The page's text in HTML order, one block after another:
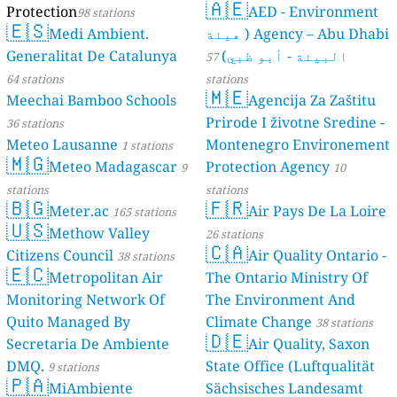
🇦🇪AED - Environment
Agency – Abu Dhabi ( هيئة
البيئة - أبو ظبي) 57
stations
🇲🇪Agencija Za Zaštitu
Prirode I životne Sredine -
Montenegro Environement
Protection Agency 10
stations
🇫🇷Air Pays De La Loire
26 stations
🇨🇦Air Quality Ontario -
The Ontario Ministry Of
The Environment And
Climate Change 38 stations
🇩🇪Air Quality, Saxon
State Office (Luftqualität
Sächsisches Landesamt
Protection98 stations
🇪🇸Medi Ambient.
Generalitat De Catalunya
64 stations
Meechai Bamboo Schools
36 stations
Meteo Lausanne 1 stations
🇲🇬Meteo Madagascar 9
stations
🇧🇬Meter.ac 165 stations
🇺🇸Methow Valley
Citizens Council 38 stations
🇪🇨Metropolitan Air
Monitoring Network Of
Quito Managed By
Secretaria De Ambiente
DMQ. 9 stations
🇵🇦MiAmbiente